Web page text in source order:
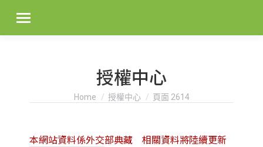
授權中心
You are here:
Home 授權中心 頁面 2614
本網站資料係外交部典藏 相關資料將陸續更新